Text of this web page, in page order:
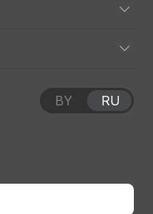
BY RU